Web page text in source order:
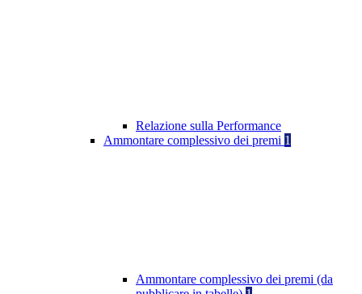
Relazione sulla Performance
Ammontare complessivo dei premi 1
Ammontare complessivo dei premi (da